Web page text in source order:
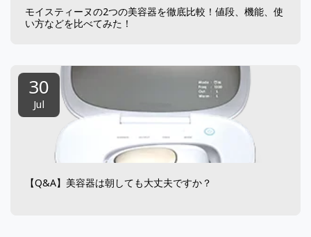
モイスティーヌの2つの美容器を徹底比較！値段、機能、使
い方などを比べてみた！
30
Jul
【Q&A】美容器は朝しても大丈夫ですか？